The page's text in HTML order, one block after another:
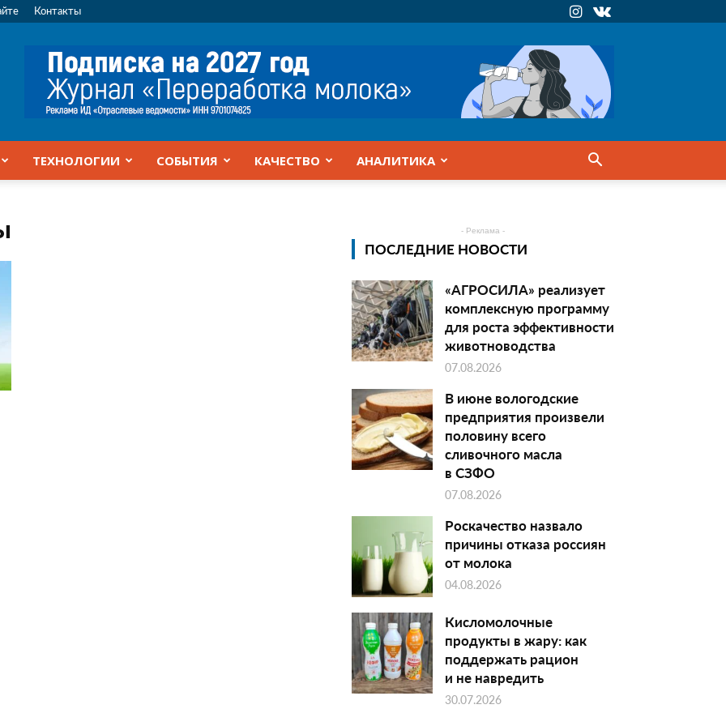
Контакты
ТЕХНОЛОГИИ СОБЫТИЯ КАЧЕСТВО АНАЛИТИКА
- Реклама -
ПОСЛЕДНИЕ НОВОСТИ
«АГРОСИЛА» реализует
комплексную программу
для роста эффективности
животноводства
07.08.2026
В июне вологодские
предприятия произвели
половину всего
сливочного масла
в СЗФО
07.08.2026
Роскачество назвало
причины отказа россиян
от молока
04.08.2026
Кисломолочные
продукты в жару: как
поддержать рацион
и не навредить
30.07.2026